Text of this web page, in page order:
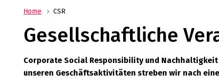
Home CSR
Gesellschaftliche
Corporate Social Responsibility und
unseren Geschäftsaktivitäten streben wir nach